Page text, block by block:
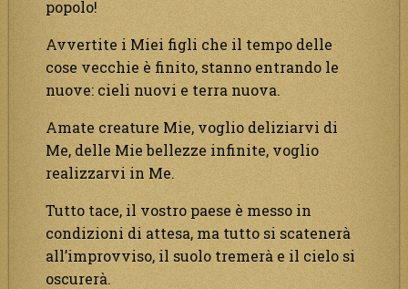
popolo!
Avvertite i Miei figli che il tempo delle
cose vecchie è finito, stanno entrando le
nuove: cieli nuovi e terra nuova.
Amate creature Mie, voglio deliziarvi di
Me, delle Mie bellezze infinite, voglio
realizzarvi in Me.
Tutto tace, il vostro paese è messo in
condizioni di attesa, ma tutto si scatenerà
all’improvviso, il suolo tremerà e il cielo si
oscurerà.